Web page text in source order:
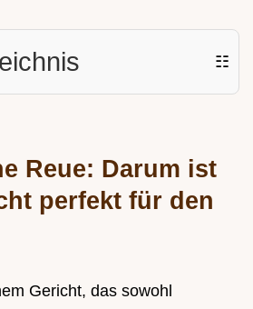
☷
Reue: Darum ist
perfekt für den
Gericht, das sowohl